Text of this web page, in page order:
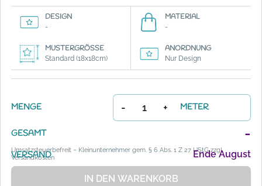
DESIGN
-
MATERIAL
-
MUSTERGRÖSSE
Standard (18x18cm)
ANORDNUNG
Nur Design
MENGE - + METER
GESAMT -
Umsatzsteuerbefreit – Kleinunternehmer gem. § 6 Abs. 1 Z 27 UStG zzgl.
Versandkosten
VERSAND Ende August
IN DEN WARENKORB